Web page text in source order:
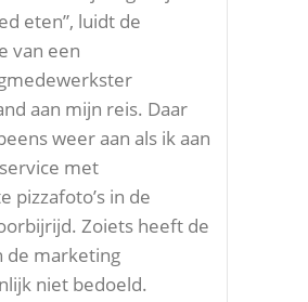
eten”, luidt de
van een
aan mijn reis. Daar
weer aan als ik aan
met
pizzafoto’s in de
Zoiets heeft de
de marketing
niet bedoeld.